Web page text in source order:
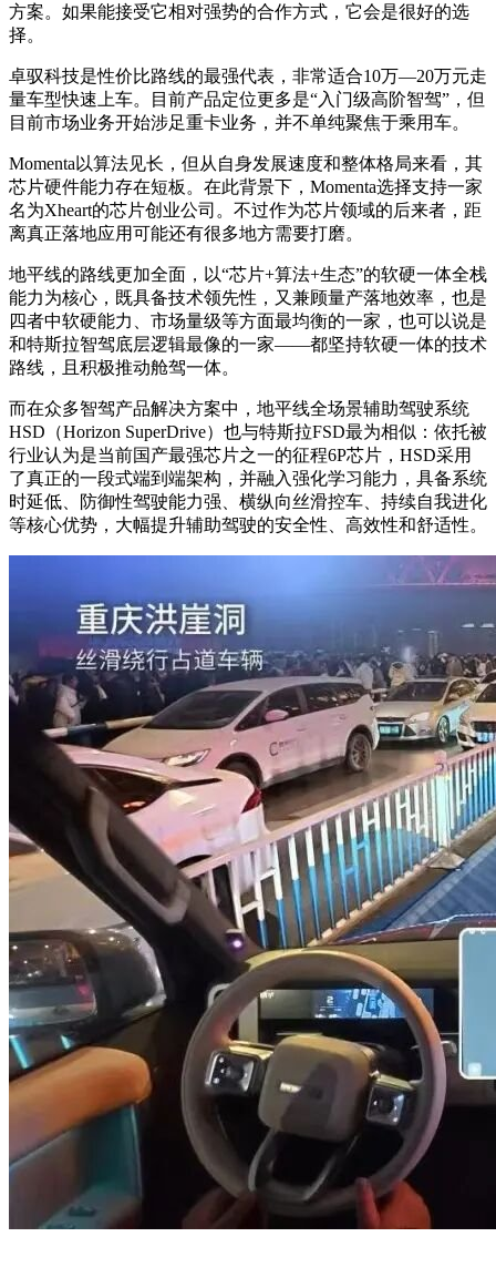
方案。如果能接受它相对强势的合作方式，它会是很好的选
择。
卓驭科技是性价比路线的最强代表，非常适合10万—20万元走
量车型快速上车。目前产品定位更多是“入门级高阶智驾”，但
目前市场业务开始涉足重卡业务，并不单纯聚焦于乘用车。
Momenta以算法见长，但从自身发展速度和整体格局来看，其
芯片硬件能力存在短板。在此背景下，Momenta选择支持一家
名为Xheart的芯片创业公司。不过作为芯片领域的后来者，距
离真正落地应用可能还有很多地方需要打磨。
地平线的路线更加全面，以“芯片+算法+生态”的软硬一体全栈
能力为核心，既具备技术领先性，又兼顾量产落地效率，也是
四者中软硬能力、市场量级等方面最均衡的一家，也可以说是
和特斯拉智驾底层逻辑最像的一家——都坚持软硬一体的技术
路线，且积极推动舱驾一体。
而在众多智驾产品解决方案中，地平线全场景辅助驾驶系统
HSD（Horizon SuperDrive）也与特斯拉FSD最为相似：依托被
行业认为是当前国产最强芯片之一的征程6P芯片，HSD采用
了真正的一段式端到端架构，并融入强化学习能力，具备系统
时延低、防御性驾驶能力强、横纵向丝滑控车、持续自我进化
等核心优势，大幅提升辅助驾驶的安全性、高效性和舒适性。